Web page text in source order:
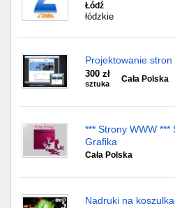
Łódź
łódzkie
Projektowanie
300 zł
sztuka
Cała Polska
*** Strony WWW
Grafika
Cała Polska
Nadruki na